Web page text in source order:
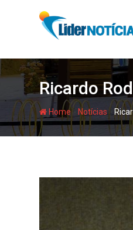
Ricardo
Home - Notícias-